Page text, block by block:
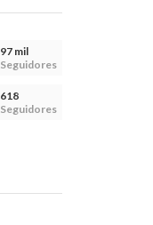
97 mil
Seguidores
618
Seguidores